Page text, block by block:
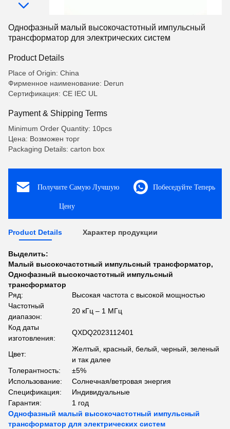
Однофазный малый высокочастотный импульсный
трансформатор для электрических систем
Product Details
Place of Origin: China
Фирменное наименование: Derun
Сертификация: CE IEC UL
Payment & Shipping Terms
Minimum Order Quantity: 10pcs
Цена: Возможен торг
Packaging Details: carton box
Получите Самую Лучшую
Цену
Побеседуйте Теперь
Product Details Характер продукции
Выделить:
Малый высокочастотный импульсный трансформатор,
Однофазный высокочастотный импульсный
трансформатор
Ряд:
Высокая частота с высокой мощностью
Частотный
диапазон:
20 кГц – 1 МГц
Код даты
изготовления:
QXDQ2023112401
Цвет:
Желтый, красный, белый, черный, зеленый
и так далее
Толерантность:
±5%
Использование:
Солнечная/ветровая энергия
Спецификация:
Индивидуальные
Гарантия:
1 год
Однофазный малый высокочастотный импульсный
трансформатор для электрических систем